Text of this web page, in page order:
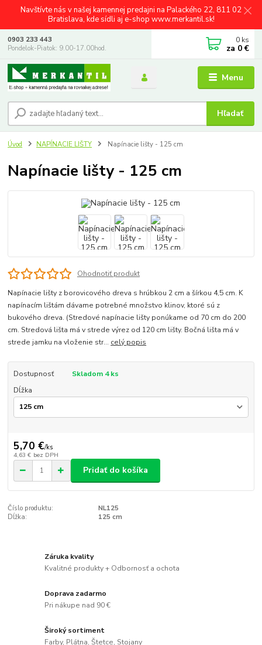
Navštívte nás v našej kamennej predajni na Palackého 22, 811 02
Bratislava, kde sídli aj e-shop www.merkantil.sk!
Menu
Hľadať
0903 233 443
Pondelok-Piatok: 9.00-17.00hod.
0 ks
za 0 €
Úvod NAPÍNACIE LIŠTY Napínacie lišty - 125 cm
Napínacie lišty - 125 cm
Ohodnotiť produkt
Napínacie lišty z borovicového dreva s hrúbkou 2 cm a šírkou 4,5 cm. K
napínacím lištám dávame potrebné množstvo klinov, ktoré sú z
bukového dreva. (Stredové napínacie lišty ponúkame od 70 cm do 200
cm. Stredová lišta má v strede výrez od 120 cm lišty. Bočná lišta má v
strede jamku na vloženie str... celý popis
Dostupnosť
Skladom 4 ks
Dĺžka
5,70 €/ks
4,63 € bez DPH
Pridať do košíka
Číslo produktu:
NL125
Dĺžka:
125 cm
Záruka kvality
Kvalitné produkty + Odbornosť a ochota
Doprava zadarmo
Pri nákupe nad 90 €
Široký sortiment
Farby, Plátna, Štetce, Stojany